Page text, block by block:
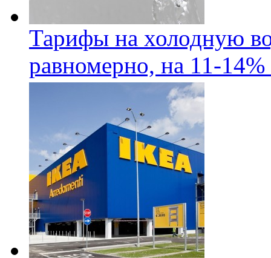
Тарифы на холодную
равномерно, на 11-14%